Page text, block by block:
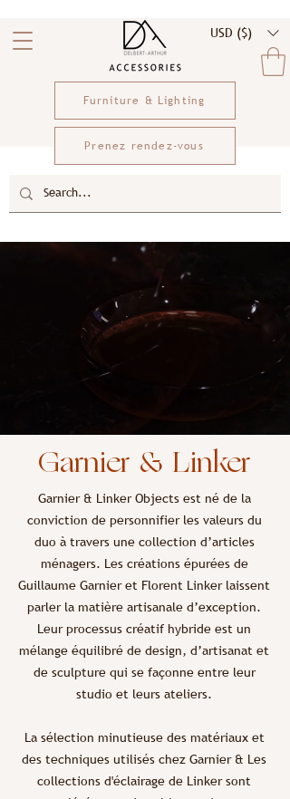
USD ($)
Furniture & Lighting
Prenez rendez-vous
Garnier & Linker
Garnier & Linker Objects est né de la
conviction de personnifier les valeurs du
duo à travers une collection d’articles
ménagers. Les créations épurées de
Guillaume Garnier et Florent Linker laissent
parler la matière artisanale d’exception.
Leur processus créatif hybride est un
mélange équilibré de design, d’artisanat et
de sculpture qui se façonne entre leur
studio et leurs ateliers.
La sélection minutieuse des matériaux et
des techniques utilisés chez Garnier & Les
collections d'éclairage de Linker sont